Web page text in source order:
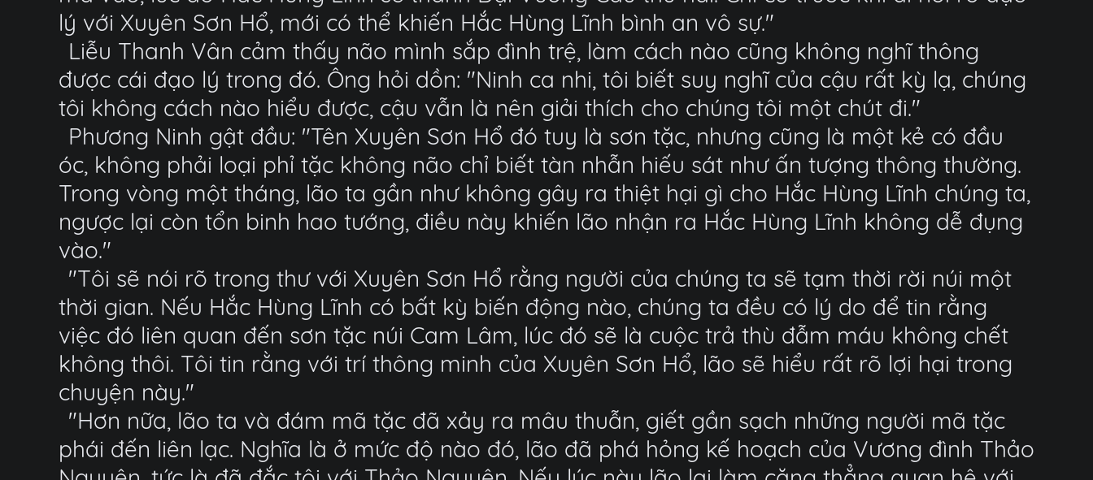
lý với Xuyên Sơn Hổ, mới có thể khiến Hắc Hùng Lĩnh bình an vô sự."
Liễu Thanh Vân cảm thấy não mình sắp đình trệ, làm cách nào cũng không nghĩ thông
được cái đạo lý trong đó. Ông hỏi dồn: "Ninh ca nhi, tôi biết suy nghĩ của cậu rất kỳ lạ, chúng
tôi không cách nào hiểu được, cậu vẫn là nên giải thích cho chúng tôi một chút đi."
Phương Ninh gật đầu: "Tên Xuyên Sơn Hổ đó tuy là sơn tặc, nhưng cũng là một kẻ có đầu
óc, không phải loại phỉ tặc không não chỉ biết tàn nhẫn hiếu sát như ấn tượng thông thường.
Trong vòng một tháng, lão ta gần như không gây ra thiệt hại gì cho Hắc Hùng Lĩnh chúng ta,
ngược lại còn tổn binh hao tướng, điều này khiến lão nhận ra Hắc Hùng Lĩnh không dễ đụng
vào."
"Tôi sẽ nói rõ trong thư với Xuyên Sơn Hổ rằng người của chúng ta sẽ tạm thời rời núi một
thời gian. Nếu Hắc Hùng Lĩnh có bất kỳ biến động nào, chúng ta đều có lý do để tin rằng
việc đó liên quan đến sơn tặc núi Cam Lâm, lúc đó sẽ là cuộc trả thù đẫm máu không chết
không thôi. Tôi tin rằng với trí thông minh của Xuyên Sơn Hổ, lão sẽ hiểu rất rõ lợi hại trong
chuyện này."
"Hơn nữa, lão ta và đám mã tặc đã xảy ra mâu thuẫn, giết gần sạch những người mã tặc
phái đến liên lạc. Nghĩa là ở mức độ nào đó, lão đã phá hỏng kế hoạch của Vương đình Thảo